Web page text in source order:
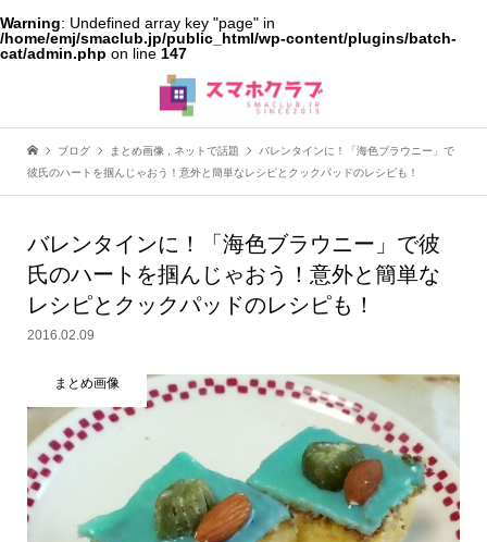
Warning: Undefined array key "page" in
/home/emj/smaclub.jp/public_html/wp-content/plugins/batch-
cat/admin.php on line 147
ブログ まとめ画像 ネットで話題
バレンタインに！「海色ブラウニー」で
彼氏のハートを掴んじゃおう！意外と簡単なレシピとクックパッドのレシピも！
バレンタインに！「海色ブラウニー」で彼
氏のハートを掴んじゃおう！意外と簡単な
レシピとクックパッドのレシピも！
2016.02.09
まとめ画像